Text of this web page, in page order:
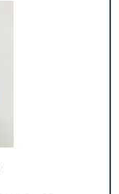
da marca.
em diversos
O material
é considerado
podem exigir
que
seus
de garantir